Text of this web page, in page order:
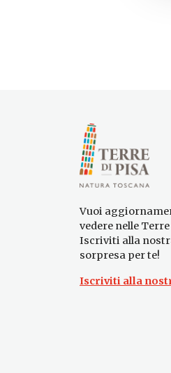
Vuoi
vedere nelle
Iscriviti alla
sorpresa per te!
Iscriviti alla